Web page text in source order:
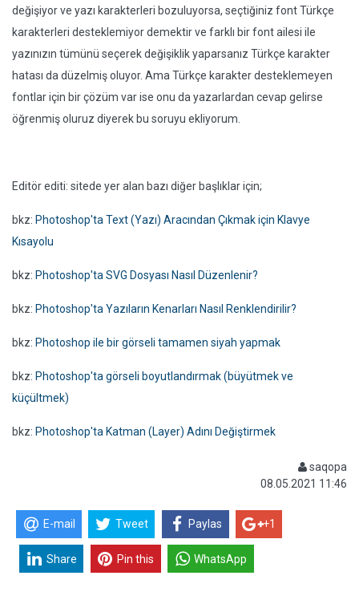
değişiyor ve yazı karakterleri bozuluyorsa, seçtiğiniz font Türkçe
karakterleri desteklemiyor demektir ve farklı bir font ailesi ile
yazınızın tümünü seçerek değişiklik yaparsanız Türkçe karakter
hatası da düzelmiş oluyor. Ama Türkçe karakter desteklemeyen
fontlar için bir çözüm var ise onu da yazarlardan cevap gelirse
öğrenmiş oluruz diyerek bu soruyu ekliyorum.
Editör editi: sitede yer alan bazı diğer başlıklar için;
bkz: Photoshop'ta Text (Yazı) Aracından Çıkmak için Klavye
Kısayolu
bkz: Photoshop'ta SVG Dosyası Nasıl Düzenlenir?
bkz: Photoshop'ta Yazıların Kenarları Nasıl Renklendirilir?
bkz: Photoshop ile bir görseli tamamen siyah yapmak
bkz: Photoshop'ta görseli boyutlandırmak (büyütmek ve
küçültmek)
bkz: Photoshop'ta Katman (Layer) Adını Değiştirmek
saqopa
08.05.2021 11:46
E-mail Tweet Paylas +1
Share Pin this WhatsApp